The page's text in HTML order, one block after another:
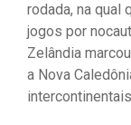
rodada, na qual
jogos por
Zelândia
a Nova